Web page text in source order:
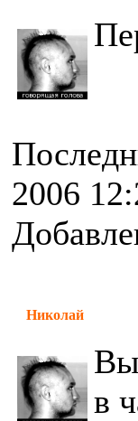
2006
Николай
в